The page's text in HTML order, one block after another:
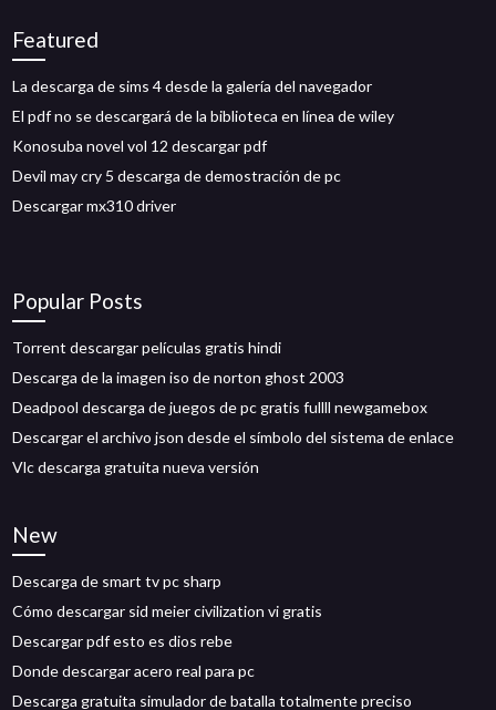
Featured
La descarga de sims 4 desde la galería del navegador
El pdf no se descargará de la biblioteca en línea de wiley
Konosuba novel vol 12 descargar pdf
Devil may cry 5 descarga de demostración de pc
Descargar mx310 driver
Popular Posts
Torrent descargar películas gratis hindi
Descarga de la imagen iso de norton ghost 2003
Deadpool descarga de juegos de pc gratis fullll newgamebox
Descargar el archivo json desde el símbolo del sistema de enlace
Vlc descarga gratuita nueva versión
New
Descarga de smart tv pc sharp
Cómo descargar sid meier civilization vi gratis
Descargar pdf esto es dios rebe
Donde descargar acero real para pc
Descarga gratuita simulador de batalla totalmente preciso